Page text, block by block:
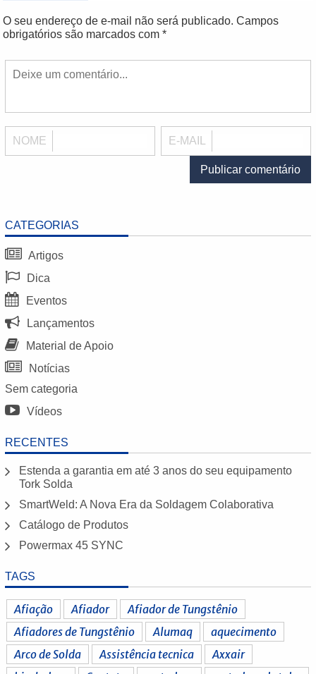
CATEGORIAS
Artigos
Dica
Eventos
Lançamentos
Material de Apoio
Notícias
Sem categoria
Vídeos
RECENTES
Estenda a garantia em até 3 anos do seu equipamento
Tork Solda
SmartWeld: A Nova Era da Soldagem Colaborativa
Catálogo de Produtos
Powermax 45 SYNC
TAGS
Afiação Afiador
Afiador de Tungstênio
Afiadores de Tungstênio
Alumaq
aquecimento
Arco de Solda
Assistência tecnica
Axxair
O seu endereço de e-mail não será publicado. Campos
obrigatórios são marcados com *
NOME E-MAIL